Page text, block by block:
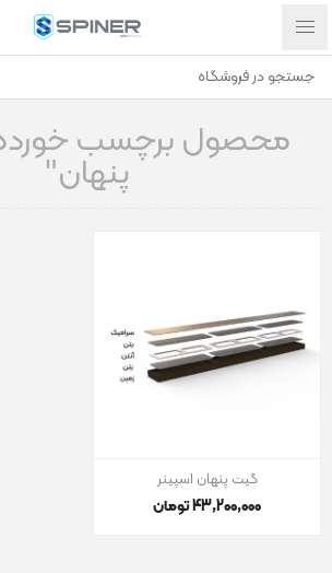
محصول برچسب
پنهان"
گیت پنهان اسپینر
43٬200٬000 تومان